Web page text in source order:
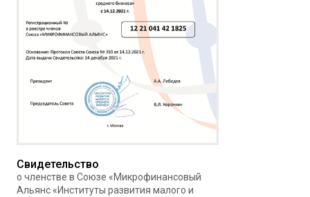
Свидетельство
о членстве в Союзе «Микрофинансовый
Альянс «Институты развития малого и